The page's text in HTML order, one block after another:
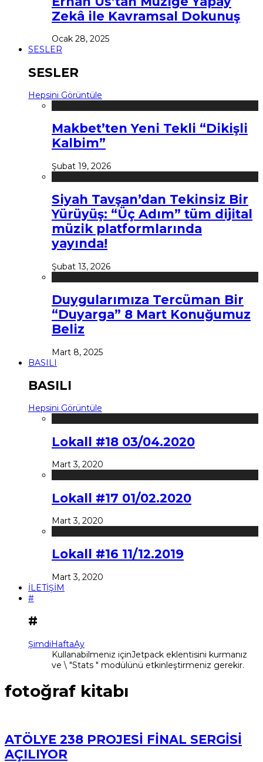
Zekâ ile Kavramsal Dokunuş
Ocak 28, 2025
SESLER
SESLER
Hepsini Görüntüle
Makbet’ten Yeni Tekli “Dikişli
Kalbim”
Şubat 19, 2026
Siyah Tavşan’dan Tekinsiz Bir
Yürüyüş: “Üç Adım” tüm dijital
müzik platformlarında
yayında!
Şubat 13, 2026
Duygularımıza Tercüman Bir
“Duyarga” 8 Mart Konuğumuz
Beliz
Mart 8, 2025
BASILI
BASILI
Hepsini Görüntüle
Lokall #18 03/04.2020
Mart 3, 2020
Lokall #17 01/02.2020
Mart 3, 2020
Lokall #16 11/12.2019
Mart 3, 2020
İLETİŞİM
#
#
ŞimdiHaftaAy
Kullanabilmeniz içinJetpack eklentisini kurmanız
ve \ "Stats " modülünü etkinleştirmeniz gerekir.
fotoğraf kitabı
ATÖLYE 238 PROJESİ FİNAL SERGİSİ
AÇILIYOR